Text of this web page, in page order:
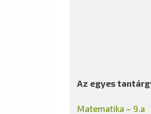
Az egyes
Matematika – 9.a